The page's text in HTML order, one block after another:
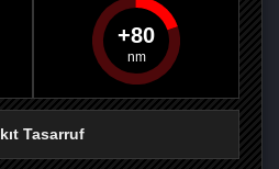
80
Tasarruf